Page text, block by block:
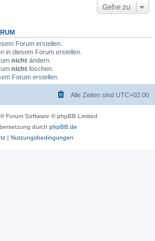
Gehe zu
Forum erstellen.
in diesem Forum erstellen.
nicht ändern.
nicht löschen.
Forum erstellen.
Alle Zeiten sind UTC+02:00
® Forum Software © phpBB Limited
durch phpBB.de
| Nutzungsbedingungen